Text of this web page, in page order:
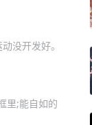
没开发好。
里;能自如的